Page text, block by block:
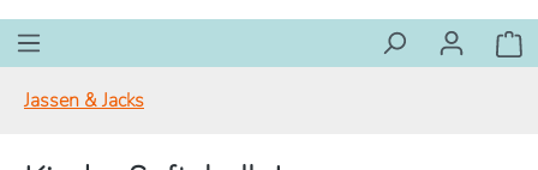
Jassen & Jacks